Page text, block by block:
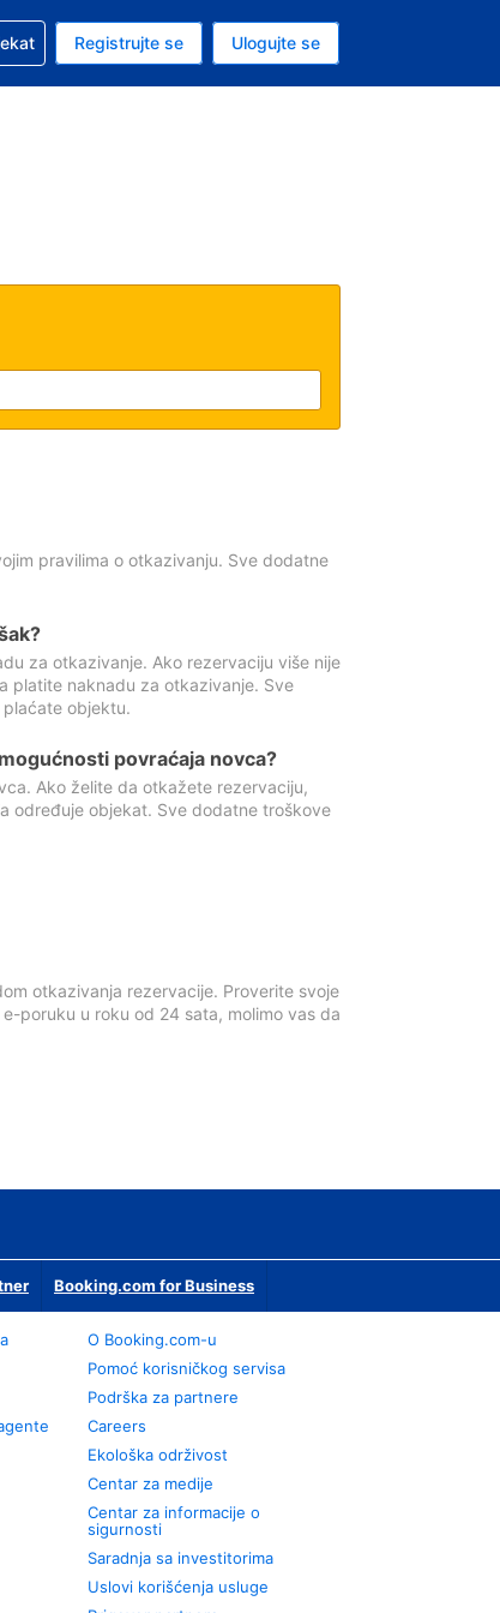
je Srpskom
sa rezervacijom
Registrujte se Ulogujte se
pravilima o otkazivanju. Sve dodatne
za otkazivanje. Ako rezervaciju više nije
platite naknadu za otkazivanje. Sve
objektu.
povraćaja novca?
Ako želite da otkažete rezervaciju,
određuje objekat. Sve dodatne troškove
otkazivanja rezervacije. Proverite svoje
poruku u roku od 24 sata, molimo vas da
Booking.com for Business
О Booking.com-u
Pomoć korisničkog servisa
Podrška za partnere
Careers
Ekološka održivost
Centar za medije
Centar za informacije o
sigurnosti
Saradnja sa investitorima
Uslovi korišćenja usluge